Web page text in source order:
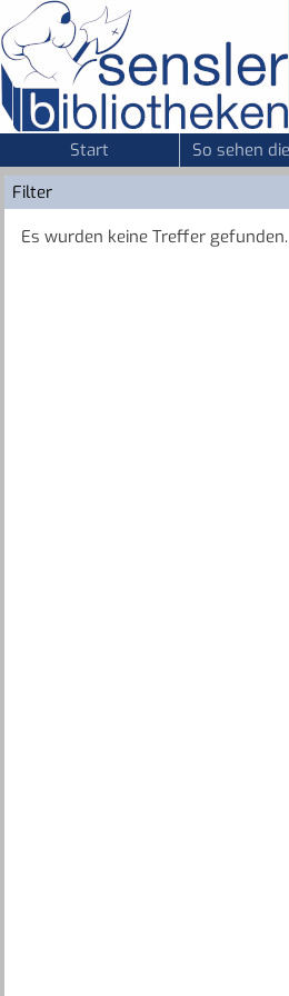
Start So sehen
Filter
Es wurden keine Treffer gefunden.